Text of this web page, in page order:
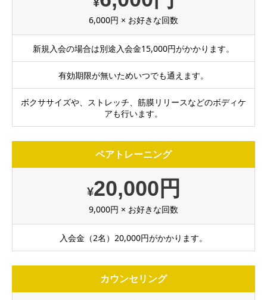
¥
6,000円 × お好きな回数
新規入会の場合は別途入会金15,000円がかかります。
有効期限が無いためいつでも通えます。
ボクササイズや、ストレッチ、筋膜リリースなどのボディケ
アも行います。
ペアトレーニング
¥20,000円
9,000円 × お好きな回数
入会金（2名）20,000円がかかります。
カウンセリング